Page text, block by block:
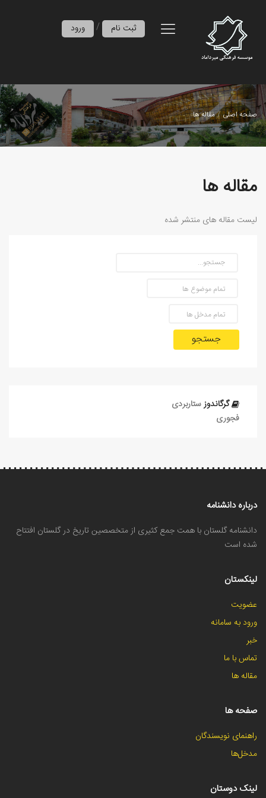
ورود / ثبت نام
صفحه اصلی مقاله ها
مقاله ها
لیست مقاله های منتشر شده
جستجو
گرگاندوزستاربردی
فجوری
درباره دانشنامه
دانشنامه گلستان با همت جمع کثیری از متخصصین تاریخ در گلستان افتتاح
شده است
لینکستان
عضویت
ورود به سامانه
خبر
تماس با ما
مقاله ها
صفحه ها
راهنمای نویسندگان
مدخل‌ها
لینک دوستان